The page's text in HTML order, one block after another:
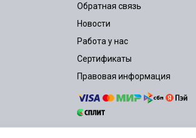
Обратная связь
Новости
Работа у нас
Сертификаты
Правовая информация